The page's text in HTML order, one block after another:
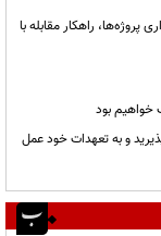
پروژه‌ها، راهکار مقابله با
خواهیم بود
و به تعهدات خود عمل